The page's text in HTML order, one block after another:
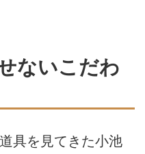
ないこだわ
具を見てきた小池